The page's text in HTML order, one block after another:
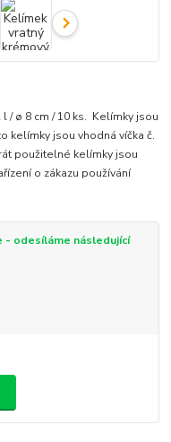
l / ø 8 cm / 10 ks. Kelímky jsou
kelímky jsou vhodná víčka č.
použitelné kelímky jsou
o zákazu používání
- odesíláme následující